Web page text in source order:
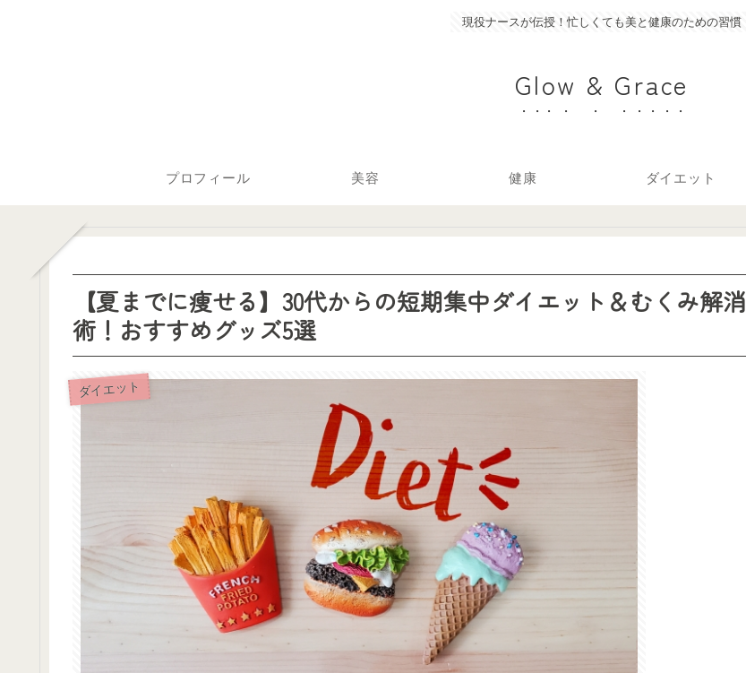
現役ナースが伝授！忙しくても美と健康のための習慣
Glow & Grace
プロフィール 美容 健康 ダイエット
【夏までに痩せる】30代からの短期集中ダイエット＆むくみ解消
術！おすすめグッズ5選
ダイエット